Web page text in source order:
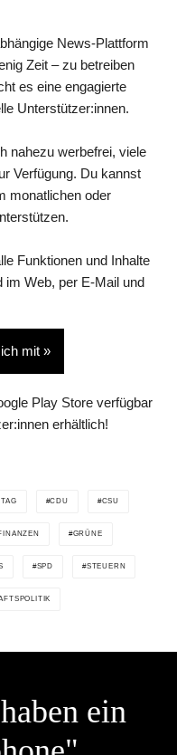
News-Plattform
Zeit – zu betreiben
es eine engagierte
Unterstützer:innen.
nahezu werbefrei, viele
Verfügung. Du kannst
monatlichen oder
Funktionen und Inhalte
im Web, per E-Mail und
mit »
Play Store verfügbar
erhältlich!
CDU CSU
GRÜNE
SPD STEUERN
ein